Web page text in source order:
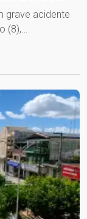
grave acidente
(8),…